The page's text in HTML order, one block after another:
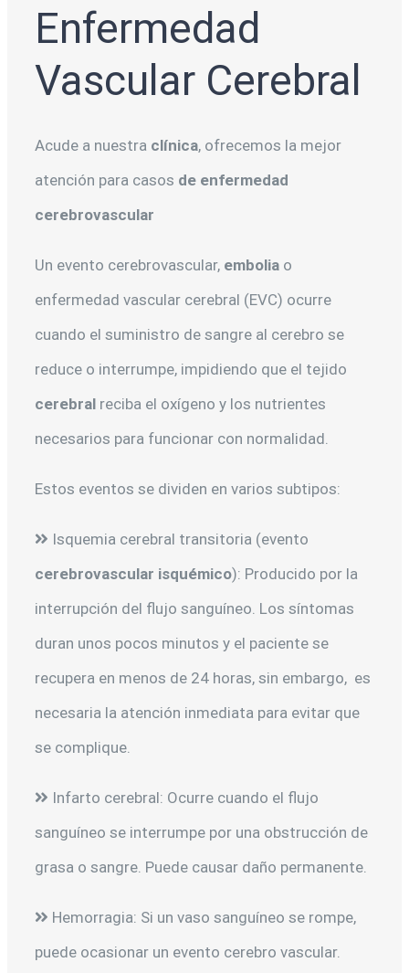
Enfermedad
Vascular Cerebral
Acude a nuestra clínica, ofrecemos la mejor
atención para casos de enfermedad
cerebrovascular
Un evento cerebrovascular, embolia o
enfermedad vascular cerebral (EVC) ocurre
cuando el suministro de sangre al cerebro se
reduce o interrumpe, impidiendo que el tejido
cerebral reciba el oxígeno y los nutrientes
necesarios para funcionar con normalidad.
Estos eventos se dividen en varios subtipos:
Isquemia cerebral transitoria (evento
cerebrovascular isquémico): Producido por la
interrupción del flujo sanguíneo. Los síntomas
duran unos pocos minutos y el paciente se
recupera en menos de 24 horas, sin embargo, es
necesaria la atención inmediata para evitar que
se complique.
Infarto cerebral: Ocurre cuando el flujo
sanguíneo se interrumpe por una obstrucción de
grasa o sangre. Puede causar daño permanente.
Hemorragia: Si un vaso sanguíneo se rompe,
puede ocasionar un evento cerebro vascular.